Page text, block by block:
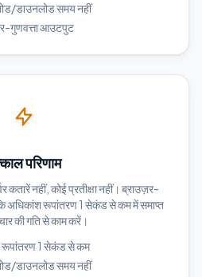
डाउनलोड समय नहीं
गुणवत्ता आउटपुट
परिणाम
कतारें नहीं, कोई प्रतीक्षा नहीं। ब्राउज़र-
अधिकांश रूपांतरण 1 सेकंड से कम में समाप्त
की गति से काम करें।
रूपांतरण 1 सेकंड से कम
डाउनलोड समय नहीं